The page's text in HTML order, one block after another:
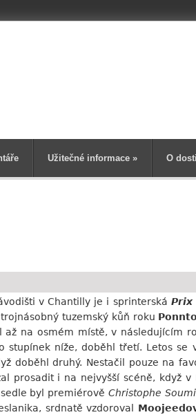
Užitečné informace » O
v Chantilly je i sprinterská Prix
tuzemský kůň roku
na osmém místě, v následujícím
níže, doběhl třetí. Letos se
doběhl druhý. Nestačil pouze na
prosadit i na nejvyšší scéně, když v
byl premiérověChristophe
srdnatě vzdoroval